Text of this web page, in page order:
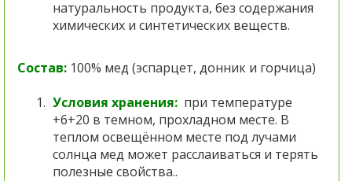
натуральность продукта, без содержания
химических и синтетических веществ.
Состав: 100% мед (эспарцет, донник и горчица)
Условия хранения: при температуре
+6+20 в темном, прохладном месте. В
теплом освещённом месте под лучами
солнца мед может расслаиваться и терять
полезные свойства..